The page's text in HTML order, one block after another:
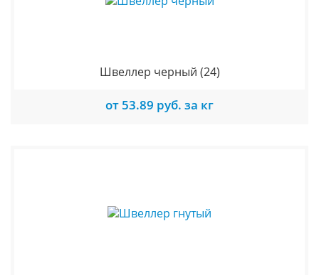
Швеллер черный (24)
от 53.89 руб. за кг